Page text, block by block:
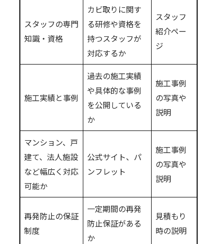
スタッフの専門
知識・資格
カビ取りに関す
る研修や資格を
持つスタッフが
対応するか
スタッフ
紹介ペー
ジ
施工実績と事例
過去の施工実績
や具体的な事例
を公開している
か
施工事例
の写真や
説明
マンション、戸
建て、法人施設
など幅広く対応
可能か
公式サイト、パ
ンフレット
施工事例
の写真や
説明
再発防止の保証
制度
一定期間の再発
防止保証がある
か
見積もり
時の説明